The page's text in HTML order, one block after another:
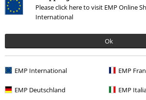
Please click here to visit EMP Online
International
Ok
EMP International EMP
EMP Deutschland EMP